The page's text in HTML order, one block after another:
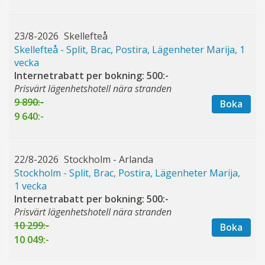
23/8-2026 Skellefteå
Skellefteå - Split, Brac, Postira, Lägenheter Marija, 1
vecka
Internetrabatt per bokning: 500:-
Prisvärt lägenhetshotell nära stranden
9 890:-
9 640:-
Boka
22/8-2026 Stockholm - Arlanda
Stockholm - Split, Brac, Postira, Lägenheter Marija,
1 vecka
Internetrabatt per bokning: 500:-
Prisvärt lägenhetshotell nära stranden
10 299:-
10 049:-
Boka